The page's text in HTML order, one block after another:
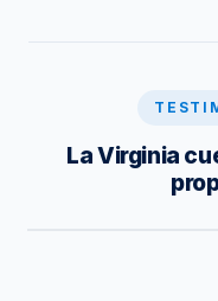
La Virginia